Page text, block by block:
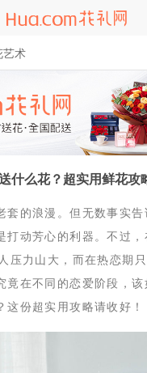
艺术
什么花？超实用鲜花攻
套的浪漫。但无数事实告
打动芳心的利器。不过，
压力山大，而在热恋期
竟在不同的恋爱阶段，
这份超实用攻略请收好！